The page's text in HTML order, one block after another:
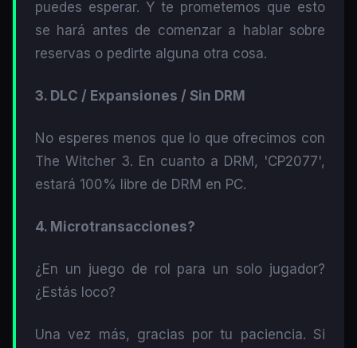
puedes esperar. Y te prometemos que esto
se hará antes de comenzar a hablar sobre
reservas o pedirte alguna otra cosa.
3. DLC / Expansiones / Sin DRM
No esperes menos que lo que ofrecimos con
The Witcher 3. En cuanto a DRM, 'CP2077',
estará 100% libre de DRM en PC.
4. Microtransacciones?
¿En un juego de rol para un solo jugador?
¿Estás loco?
Una vez más, gracias por tu paciencia. Si